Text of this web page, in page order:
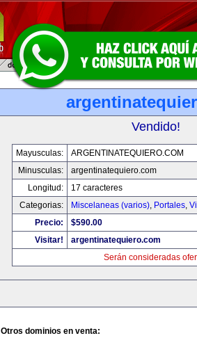
Vendido!
Mayusculas:
ARGENTINATEQUIERO.COM
Minusculas:
argentinatequiero.com
Longitud:
17 caracteres
Categorias:
Miscelaneas (varios), Portales,
Precio:
$590.00
Visitar!
argentinatequiero.com
Serán consideradas
Otros dominios en venta: